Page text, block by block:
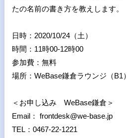
たの名前の書き方を教えします。
日時：2020/10/24（土）
時間：11時00-12時00
参加費：無料
場所：WeBase鎌倉ラウンジ（B1）
＜お申し込み WeBase鎌倉＞
Email： frontdesk@we-base.jp
TEL：0467-22-1221